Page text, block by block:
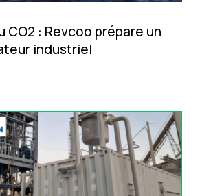
CO2 : Revcoo prépare un
industriel